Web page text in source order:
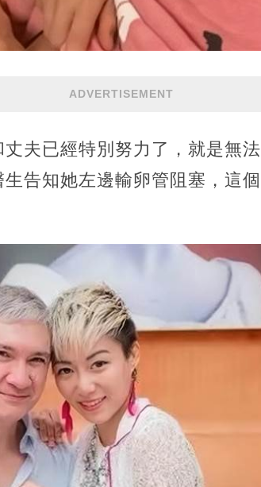
ADVERTISEMENT
夫已經特別努力了，就是無
告知她左邊輸卵管阻塞，這